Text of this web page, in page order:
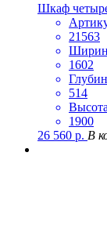
Шкаф
21563
1602
514
1900
26 560 р. В